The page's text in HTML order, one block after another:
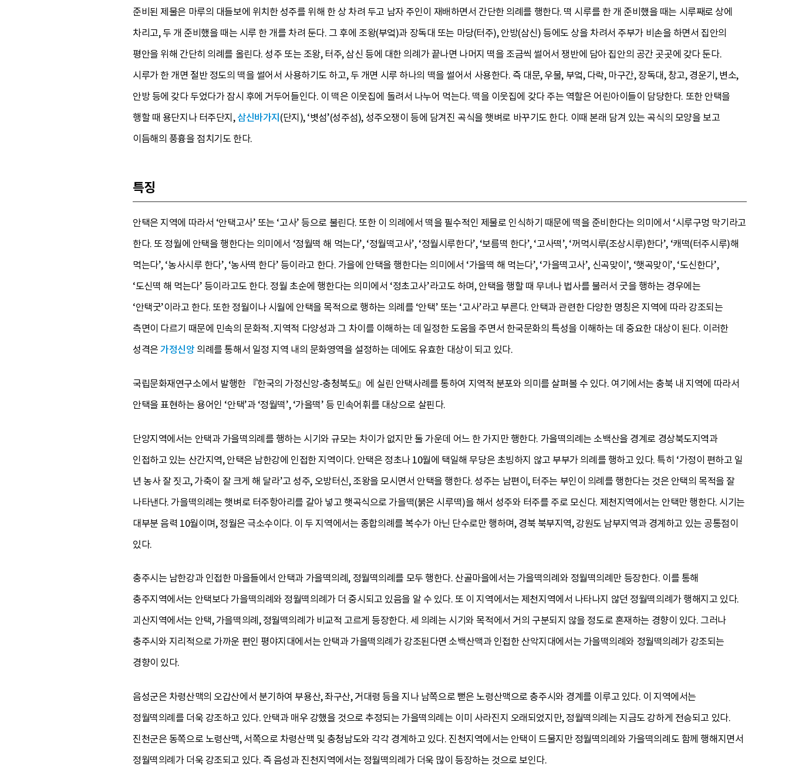
준비된 제물은 마루의 대들보에 위치한 성주를 위해 한 상 차려 두고 남자 주인이 재배하면서 간단한 의례를 행한다. 떡 시루를 한 개 준비했을 때는 시루째로 상에
차리고, 두 개 준비했을 때는 시루 한 개를 차려 둔다. 그 후에 조왕(부엌)과 장독대 또는 마당(터주), 안방(삼신) 등에도 상을 차려서 주부가 비손을 하면서 집안의
평안을 위해 간단히 의례를 올린다. 성주 또는 조왕, 터주, 삼신 등에 대한 의례가 끝나면 나머지 떡을 조금씩 썰어서 쟁반에 담아 집안의 공간 곳곳에 갖다 둔다.
시루가 한 개면 절반 정도의 떡을 썰어서 사용하기도 하고, 두 개면 시루 하나의 떡을 썰어서 사용한다. 즉 대문, 우물, 부엌, 다락, 마구간, 장독대, 창고, 경운기, 변소,
안방 등에 갖다 두었다가 잠시 후에 거두어들인다. 이 떡은 이웃집에 돌려서 나누어 먹는다. 떡을 이웃집에 갖다 주는 역할은 어린아이들이 담당한다. 또한 안택을
행할 때 용단지나 터주단지,삼신바가지(단지), ‘볏섬’(성주섬), 성주오쟁이 등에 담겨진 곡식을 햇벼로 바꾸기도 한다. 이때 본래 담겨 있는 곡식의 모양을 보고
이듬해의 풍흉을 점치기도 한다.
특징
안택은 지역에 따라서 ‘안택고사’ 또는 ‘고사’ 등으로 불린다. 또한 이 의례에서 떡을 필수적인 제물로 인식하기 때문에 떡을 준비한다는 의미에서 ‘시루구멍 막기라고
한다. 또 정월에 안택을 행한다는 의미에서 ‘정월떡 해 먹는다’, ‘정월떡고사’, ‘정월시루한다’, ‘보름떡 한다’, ‘고사떡’, ‘꺼먹시루(조상시루)한다’, ‘캐떡(터주시루)해
먹는다’, ‘농사시루 한다’, ‘농사떡 한다’ 등이라고 한다. 가을에 안택을 행한다는 의미에서 ‘가을떡 해 먹는다’, ‘가을떡고사’, 신곡맞이’, ‘햇곡맞이’, ‘도신한다’,
‘도신떡 해 먹는다’ 등이라고도 한다. 정월 초순에 행한다는 의미에서 ‘정초고사’라고도 하며, 안택을 행할 때 무녀나 법사를 불러서 굿을 행하는 경우에는
‘안택굿’이라고 한다. 또한 정월이나 시월에 안택을 목적으로 행하는 의례를 ‘안택’ 또는 ‘고사’라고 부른다. 안택과 관련한 다양한 명칭은 지역에 따라 강조되는
측면이 다르기 때문에 민속의 문화적․지역적 다양성과 그 차이를 이해하는 데 일정한 도움을 주면서 한국문화의 특성을 이해하는 데 중요한 대상이 된다. 이러한
성격은가정신앙 의례를 통해서 일정 지역 내의 문화영역을 설정하는 데에도 유효한 대상이 되고 있다.
국립문화재연구소에서 발행한 『한국의 가정신앙-충청북도』에 실린 안택사례를 통하여 지역적 분포와 의미를 살펴볼 수 있다. 여기에서는 충북 내 지역에 따라서
안택을 표현하는 용어인 ‘안택’과 ‘정월떡’, ‘가을떡’ 등 민속어휘를 대상으로 살핀다.
단양지역에서는 안택과 가을떡의례를 행하는 시기와 규모는 차이가 없지만 둘 가운데 어느 한 가지만 행한다. 가을떡의례는 소백산을 경계로 경상북도지역과
인접하고 있는 산간지역, 안택은 남한강에 인접한 지역이다. 안택은 정초나 10월에 택일해 무당은 초빙하지 않고 부부가 의례를 행하고 있다. 특히 ‘가정이 편하고 일
년 농사 잘 짓고, 가축이 잘 크게 해 달라’고 성주, 오방터신, 조왕을 모시면서 안택을 행한다. 성주는 남편이, 터주는 부인이 의례를 행한다는 것은 안택의 목적을 잘
나타낸다. 가을떡의례는 햇벼로 터주항아리를 갈아 넣고 햇곡식으로 가을떡(붉은 시루떡)을 해서 성주와 터주를 주로 모신다. 제천지역에서는 안택만 행한다. 시기는
대부분 음력 10월이며, 정월은 극소수이다. 이 두 지역에서는 종합의례를 복수가 아닌 단수로만 행하며, 경북 북부지역, 강원도 남부지역과 경계하고 있는 공통점이
있다.
충주시는 남한강과 인접한 마을들에서 안택과 가을떡의례, 정월떡의례를 모두 행한다. 산골마을에서는 가을떡의례와 정월떡의례만 등장한다. 이를 통해
충주지역에서는 안택보다 가을떡의례와 정월떡의례가 더 중시되고 있음을 알 수 있다. 또 이 지역에서는 제천지역에서 나타나지 않던 정월떡의례가 행해지고 있다.
괴산지역에서는 안택, 가을떡의례, 정월떡의례가 비교적 고르게 등장한다. 세 의례는 시기와 목적에서 거의 구분되지 않을 정도로 혼재하는 경향이 있다. 그러나
충주시와 지리적으로 가까운 편인 평야지대에서는 안택과 가을떡의례가 강조된다면 소백산맥과 인접한 산악지대에서는 가을떡의례와 정월떡의례가 강조되는
경향이 있다.
음성군은 차령산맥의 오갑산에서 분기하여 부용산, 좌구산, 거대령 등을 지나 남쪽으로 뻗은 노령산맥으로 충주시와 경계를 이루고 있다. 이 지역에서는
정월떡의례를 더욱 강조하고 있다. 안택과 매우 강했을 것으로 추정되는 가을떡의례는 이미 사라진지 오래되었지만, 정월떡의례는 지금도 강하게 전승되고 있다.
진천군은 동쪽으로 노령산맥, 서쪽으로 차령산맥 및 충청남도와 각각 경계하고 있다. 진천지역에서는 안택이 드물지만 정월떡의례와 가을떡의례도 함께 행해지면서
정월떡의례가 더욱 강조되고 있다. 즉 음성과 진천지역에서는 정월떡의례가 더욱 많이 등장하는 것으로 보인다.